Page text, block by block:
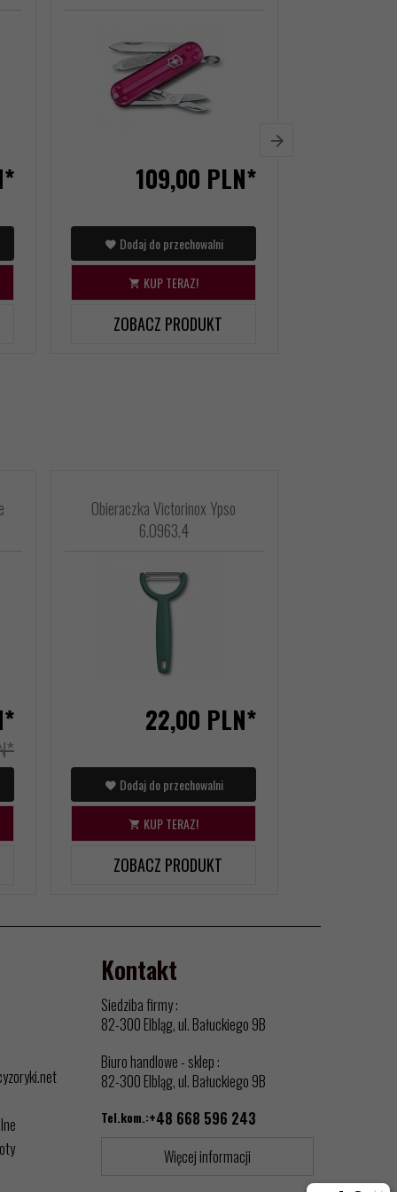
109,00 PLN*
Dodaj do przechowalni
KUP TERAZ!
ZOBACZ PRODUKT
Obieraczka Victorinox Ypso
6.0963.4
22,00 PLN*
Dodaj do przechowalni
KUP TERAZ!
ZOBACZ PRODUKT
Kontakt
Siedziba firmy :
82-300 Elbląg, ul. Bałuckiego 9B
Biuro handlowe - sklep :
82-300 Elbląg, ul. Bałuckiego 9B
Tel.kom.:+48 668 596 243
Więcej informacji